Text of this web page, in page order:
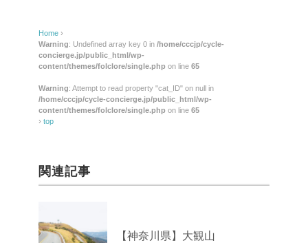
Home ›
Warning: Undefined array key 0 in /home/cccjp/cycle-
concierge.jp/public_html/wp-
content/themes/folclore/single.php on line 65
Warning: Attempt to read property "cat_ID" on null in
/home/cccjp/cycle-concierge.jp/public_html/wp-
content/themes/folclore/single.php on line 65
› top
関連記事
【神奈川県】大観山